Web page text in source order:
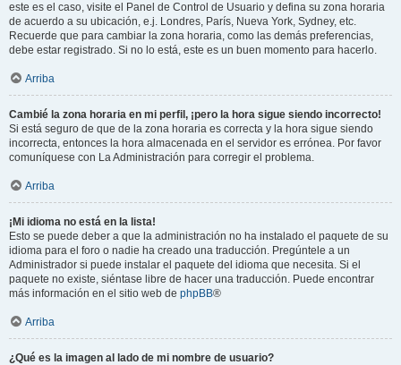
este es el caso, visite el Panel de Control de Usuario y defina su zona horaria
de acuerdo a su ubicación, e.j. Londres, París, Nueva York, Sydney, etc.
Recuerde que para cambiar la zona horaria, como las demás preferencias,
debe estar registrado. Si no lo está, este es un buen momento para hacerlo.
Arriba
Cambié la zona horaria en mi perfil, ¡pero la hora sigue siendo incorrecto!
Si está seguro de que de la zona horaria es correcta y la hora sigue siendo
incorrecta, entonces la hora almacenada en el servidor es errónea. Por favor
comuníquese con La Administración para corregir el problema.
Arriba
¡Mi idioma no está en la lista!
Esto se puede deber a que la administración no ha instalado el paquete de su
idioma para el foro o nadie ha creado una traducción. Pregúntele a un
Administrador si puede instalar el paquete del idioma que necesita. Si el
paquete no existe, siéntase libre de hacer una traducción. Puede encontrar
más información en el sitio web de phpBB®
Arriba
¿Qué es la imagen al lado de mi nombre de usuario?